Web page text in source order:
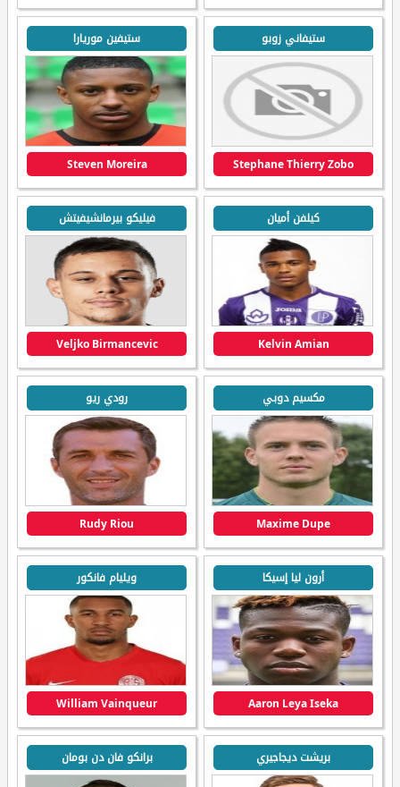
ستيفاني زوبو
Stephane Thierry Zobo
ستيفين موريارا
Steven Moreira
كيلفن أميان
Kelvin Amian
فيليكو بيرمانشيفيتش
Veljko Birmancevic
مكسيم دوبي
Maxime Dupe
رودي ريو
Rudy Riou
أرون ليا إسيكا
Aaron Leya Iseka
ويليام فانكور
William Vainqueur
بريشت ديجاجيري برانكو فان دن بومان